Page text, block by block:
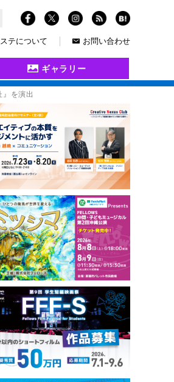
テについて お問い合わせ
ギャラリー
を演出